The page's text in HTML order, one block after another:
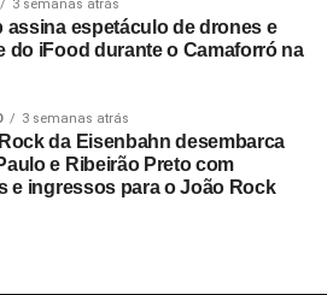
3 semanas atrás
assina espetáculo de drones e
do iFood durante o Camaforró na
3 semanas atrás
da Eisenbahn desembarca
e Ribeirão Preto com
e ingressos para o João Rock